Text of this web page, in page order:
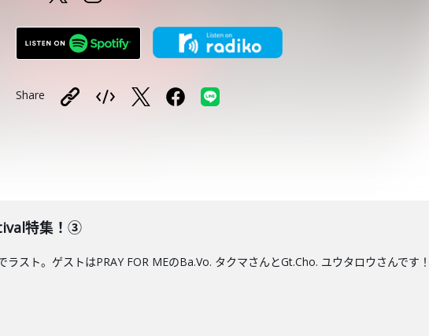
Share
特集！③
スト。ゲストはPRAY FOR MEのBa.Vo. タクマさんとGt.Cho. ユウタロウさんです